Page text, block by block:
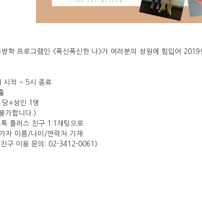
학 프로그램인 <폭신폭신한 나>가 여러분의 성원에 힘입어
작 ~ 5시 종료
+성인 1명
합니다.)
플러스 친구 1:1채팅으로
름/나이/연락처 기재
용 문의: 02-3412-0061)